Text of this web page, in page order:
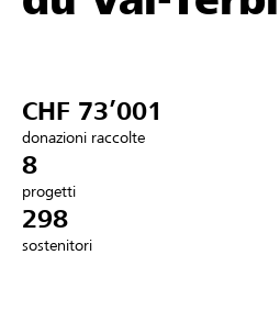
Aiuto & supporto
Collegarsi
CHF 73’001
donazioni raccolte
8
progetti
298
sostenitori